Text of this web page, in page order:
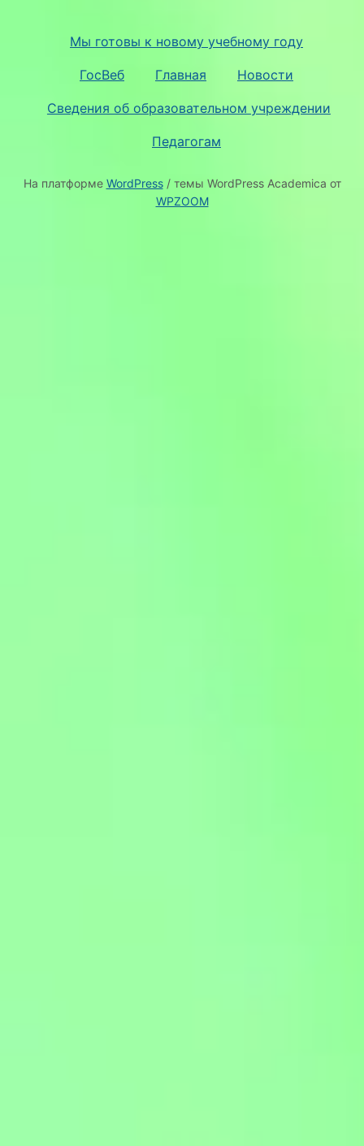
Мы готовы к новому учебному году
ГосВеб Главная Новости
Сведения об образовательном учреждении
Педагогам
На платформе WordPress/ темы WordPress Academica от
WPZOOM